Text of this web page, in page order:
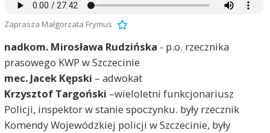
Zaprasza Małgorzata Frymus
nadkom. Mirosława Rudzińska - p.o. rzecznika
prasowego KWP w Szczecinie
mec. Jacek Kępski – adwokat
Krzysztof Targoński –wieloletni funkcjonariusz
Policji, inspektor w stanie spoczynku. były rzecznik
Komendy Wojewódzkiej policji w Szczecinie, były